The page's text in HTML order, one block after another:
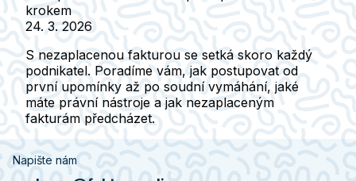
krokem
24. 3. 2026
S nezaplacenou fakturou se setká skoro každý
podnikatel. Poradíme vám, jak postupovat od
první upomínky až po soudní vymáhání, jaké
máte právní nástroje a jak nezaplaceným
fakturám předcházet.
Napište nám